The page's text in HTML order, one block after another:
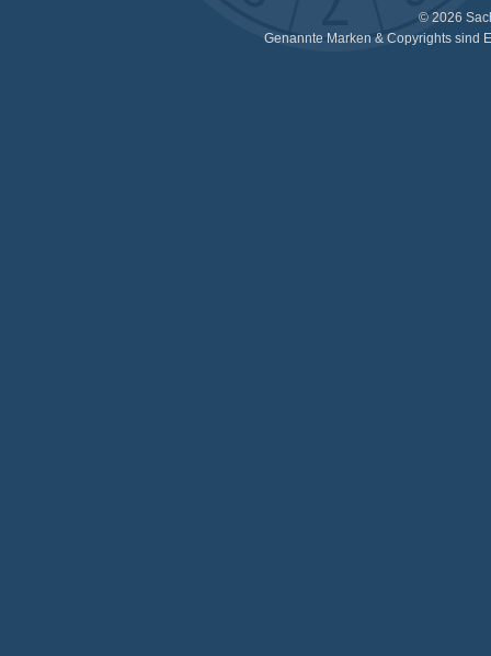
© 2026
Genannte Marken & Copyrights sind